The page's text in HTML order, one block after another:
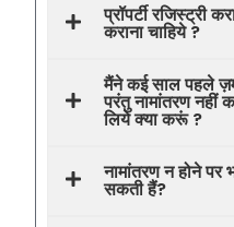
प्रॉपर्टी रजिस्ट्री
कराना चाहिये ?
मैंने कई साल पहले
परंतु नामांतरण नहीं
लिये क्या करूं ?
नामांतरण न होने पर
सकती हैं?